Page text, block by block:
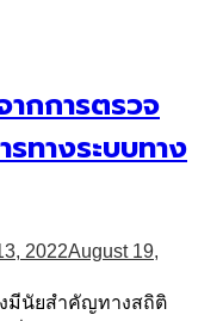
ากการตรวจ
ทางระบบทาง
2022August 19,
มีนัยสำคัญทางสถิติ